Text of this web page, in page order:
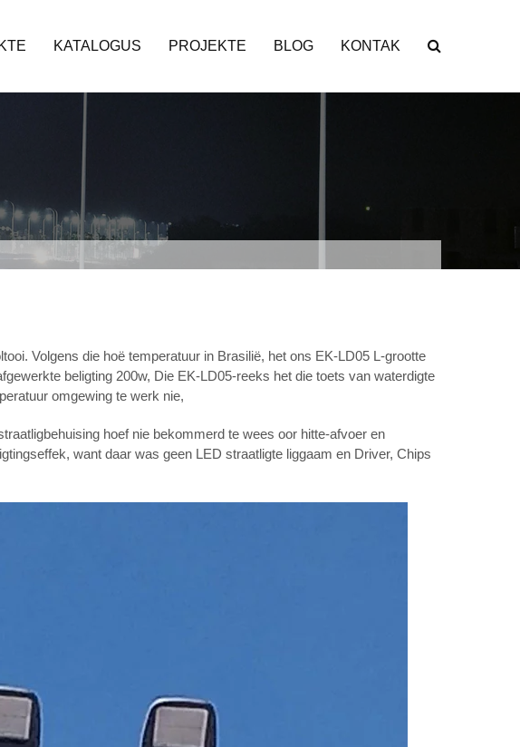
KATALOGUS PROJEKTE BLOG KONTAK
Volgens die hoë temperatuur in Brasilië, het ons EK-LD05 L-grootte
beligting 200w, Die EK-LD05-reeks het die toets van waterdigte
omgewing te werk nie,
hoef nie bekommerd te wees oor hitte-afvoer en
want daar was geen LED straatligte liggaam en Driver, Chips